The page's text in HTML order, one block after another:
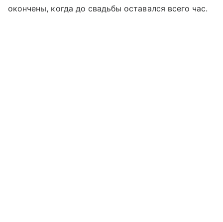
окончены, когда до свадьбы оставался всего час.